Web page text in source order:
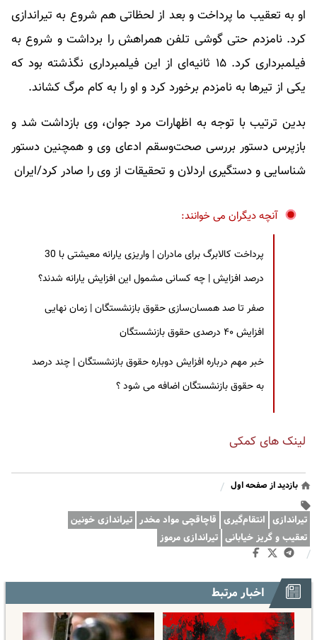
او به تعقیب ما پرداخت و بعد از لحظاتی هم شروع به تیراندازی
کرد. نامزدم حتی گوشی تلفن همراهش را برداشت و شروع به
فیلمبرداری کرد. ۱۵ ثانیه‌ای از این فیلمبرداری نگذشته بود که
یکی از تیرها به نامزدم برخورد کرد و او را به کام مرگ کشاند.
بدین ترتیب با توجه به اظهارات مرد جوان، وی بازداشت شد و
بازپرس دستور بررسی صحت‌وسقم ادعای وی و همچنین دستور
شناسایی و دستگیری اردلان و تحقیقات از وی را صادر کرد/ایران
آنچه دیگران می خوانند:
پرداخت کالابرگ برای مادران | واریزی یارانه معیشتی با 30
درصد افزایش | چه کسانی مشمول این افزایش یارانه شدند؟
صفر تا صد همسان‌سازی حقوق بازنشستگان | زمان نهایی
افزایش ۴۰ درصدی حقوق بازنشستگان
خبر مهم درباره افزایش دوباره حقوق بازنشستگان | چند درصد
به حقوق بازنشستگان اضافه می شود ؟
لینک های کمکی
بازدید از صفحه اول /
تیراندازی انتقام‌گیری قاچاقچی مواد مخدر تیراندازی خونین
تعقیب و گریز خیابانی تیراندازی مرموز
/
اخبار مرتبط